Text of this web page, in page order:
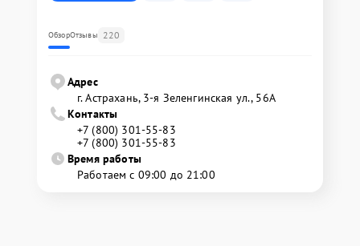
ОбзорОтзывы 220
Адрес
г. Астрахань, 3-я Зеленгинская ул., 56А
Контакты
+7 (800) 301-55-83
+7 (800) 301-55-83
Время работы
Работаем с 09:00 до 21:00